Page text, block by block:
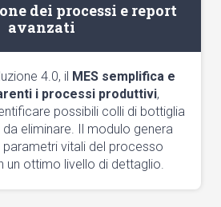
dei processi e report
avanzati
4.0, il MES semplifica e
i processi produttivi,
possibili colli di bottiglia
eliminare. Il modulo genera
parametri vitali del processo
un ottimo livello di dettaglio.